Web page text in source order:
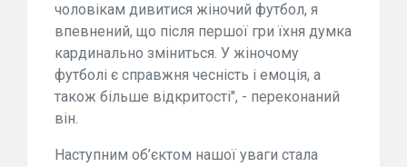
чоловікам дивитися жіночий футбол, я
впевнений, що після першої гри їхня думка
кардинально зміниться. У жіночому
футболі є справжня чесність і емоція, а
також більше відкритості", - переконаний
він.
Наступним об’єктом нашої уваги стала